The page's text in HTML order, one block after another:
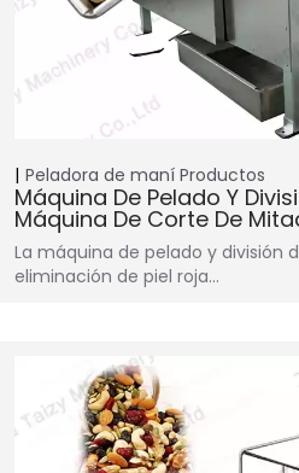
Peladora de maní Productos
Máquina De Pelado Y
Máquina De Corte De
La máquina de pelado y división
eliminación de piel roja…